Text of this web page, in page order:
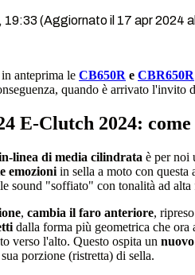
19:33 (Aggiornato il 17 apr 2024
anteprima le CB650R e CBR650R
quando è arrivato l'invito
E-Clutch 2024:
linea di media cilindrata è per noi
emozioni in sella a moto con questa
sound "soffiato" con tonalità ad alta
, cambia il faro anteriore,
dalla forma più geometrica che
verso l'alto. Questo ospita un
porzione (ristretta) di sella.